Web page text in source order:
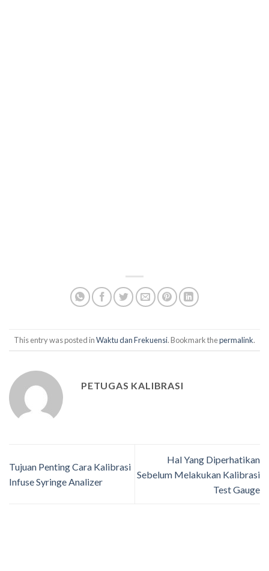
This entry was posted inWaktu dan Frekuensi. Bookmark thepermalink.
PETUGAS KALIBRASI
Tujuan Penting Cara Kalibrasi
Infuse Syringe Analizer
Hal Yang Diperhatikan
Sebelum Melakukan Kalibrasi
Test Gauge